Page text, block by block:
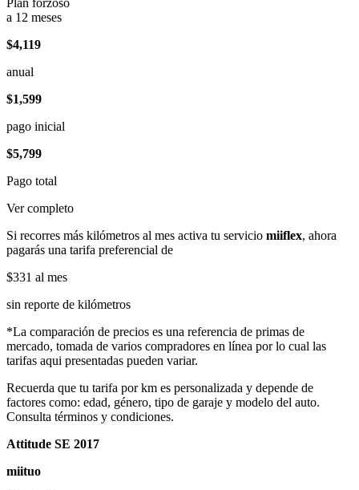
a 12 meses
$4,119
anual
$1,599
pago inicial
$5,799
Pago total
Ver completo
Si recorres más kilómetros al mes activa tu servicio miiflex, ahora
pagarás una tarifa preferencial de
$331 al mes
sin reporte de kilómetros
*La comparación de precios es una referencia de primas de
mercado, tomada de varios compradores en línea por lo cual las
tarifas aqui presentadas pueden variar.
Recuerda que tu tarifa por km es personalizada y depende de
factores como: edad, género, tipo de garaje y modelo del auto.
Consulta términos y condiciones.
Attitude SE 2017
miituo